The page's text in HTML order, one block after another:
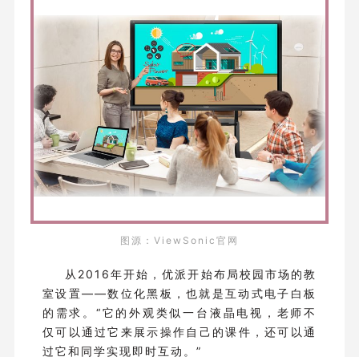
图源：ViewSonic官网
从2016年开始，优派开始布局校园市场的教
室设置——数位化黑板，也就是互动式电子白板
的需求。“它的外观类似一台液晶电视，老师不
仅可以通过它来展示操作自己的课件，还可以通
过它和同学实现即时互动。”